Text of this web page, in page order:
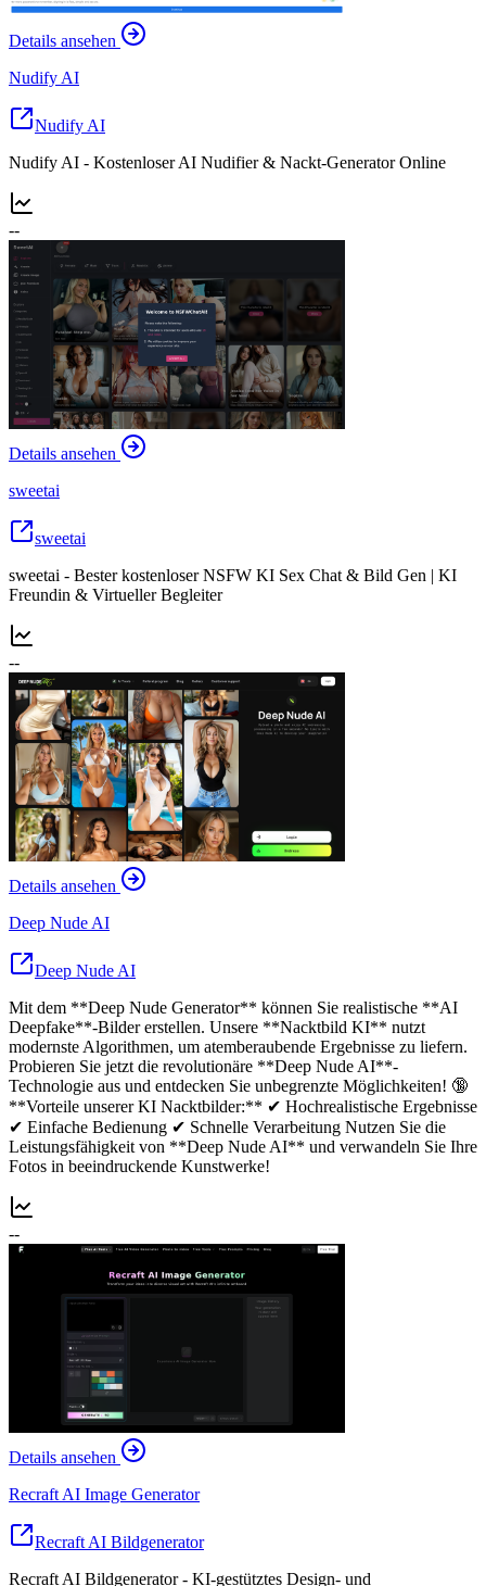
Details ansehen
Nudify AI
Nudify AI
Nudify AI - Kostenloser AI Nudifier & Nackt-Generator Online
--
Details ansehen
sweetai
sweetai
sweetai - Bester kostenloser NSFW KI Sex Chat & Bild Gen | KI
Freundin & Virtueller Begleiter
--
Details ansehen
Deep Nude AI
Deep Nude AI
Mit dem **Deep Nude Generator** können Sie realistische **AI
Deepfake**-Bilder erstellen. Unsere **Nacktbild KI** nutzt
modernste Algorithmen, um atemberaubende Ergebnisse zu liefern.
Probieren Sie jetzt die revolutionäre **Deep Nude AI**-
Technologie aus und entdecken Sie unbegrenzte Möglichkeiten! 🔞
**Vorteile unserer KI Nacktbilder:** ✔ Hochrealistische Ergebnisse
✔ Einfache Bedienung ✔ Schnelle Verarbeitung Nutzen Sie die
Leistungsfähigkeit von **Deep Nude AI** und verwandeln Sie Ihre
Fotos in beeindruckende Kunstwerke!
--
Details ansehen
Recraft AI Image Generator
Recraft AI Bildgenerator
Recraft AI Bildgenerator - KI-gestütztes Design- und